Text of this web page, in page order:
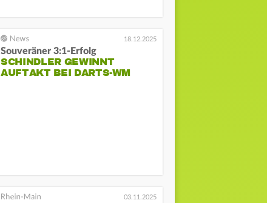
18.12.2025
Souveräner 3:1-Erfolg
SCHINDLER GEWINNT
AUFTAKT BEI DARTS-WM
03.11.2025